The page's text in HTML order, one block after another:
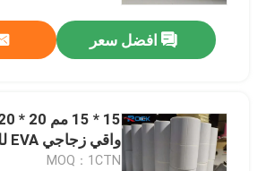
افضل سعر
واقي زجاجي EVA للزجاج المزدوج
MOQ：1CTN